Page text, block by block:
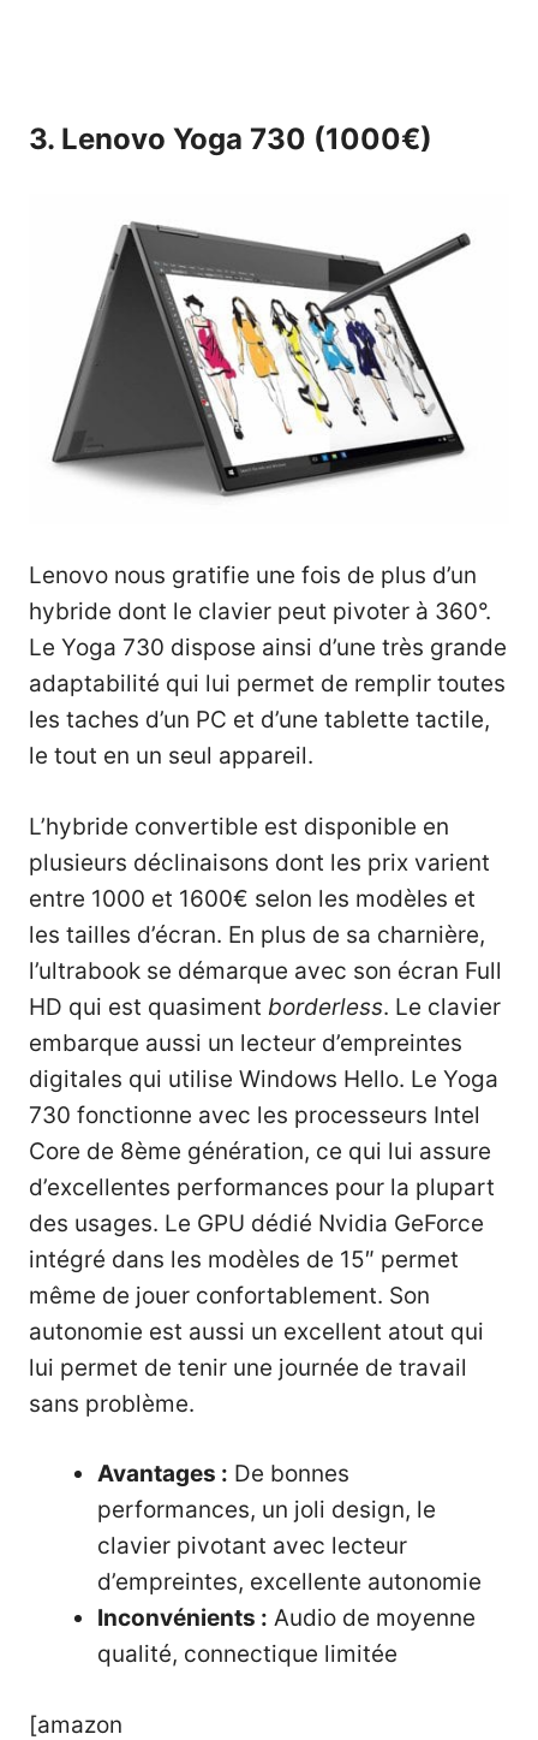
3. Lenovo Yoga 730 (1000€)
Lenovo nous gratifie une fois de plus d’un
hybride dont le clavier peut pivoter à 360°.
Le Yoga 730 dispose ainsi d’une très grande
adaptabilité qui lui permet de remplir toutes
les taches d’un PC et d’une tablette tactile,
le tout en un seul appareil.
L’hybride convertible est disponible en
plusieurs déclinaisons dont les prix varient
entre 1000 et 1600€ selon les modèles et
les tailles d’écran. En plus de sa charnière,
l’ultrabook se démarque avec son écran Full
HD qui est quasiment borderless. Le clavier
embarque aussi un lecteur d’empreintes
digitales qui utilise Windows Hello. Le Yoga
730 fonctionne avec les processeurs Intel
Core de 8ème génération, ce qui lui assure
d’excellentes performances pour la plupart
des usages. Le GPU dédié Nvidia GeForce
intégré dans les modèles de 15″ permet
même de jouer confortablement. Son
autonomie est aussi un excellent atout qui
lui permet de tenir une journée de travail
sans problème.
Avantages : De bonnes
performances, un joli design, le
clavier pivotant avec lecteur
d’empreintes, excellente autonomie
Inconvénients : Audio de moyenne
qualité, connectique limitée
[amazon